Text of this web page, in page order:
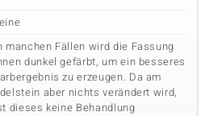
manchen Fällen wird die Fassung
dunkel gefärbt, um ein besseres
zu erzeugen. Da am
aber nichts verändert wird,
dieses keine Behandlung